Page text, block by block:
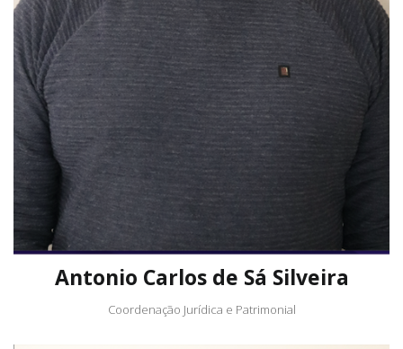
Antonio Carlos de Sá Silveira
Coordenação Jurídica e Patrimonial